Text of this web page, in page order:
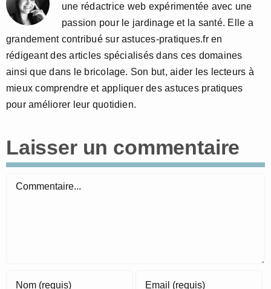
une rédactrice web expérimentée avec une
passion pour le jardinage et la santé. Elle a
grandement contribué sur astuces-pratiques.fr en
rédigeant des articles spécialisés dans ces domaines
ainsi que dans le bricolage. Son but, aider les lecteurs à
mieux comprendre et appliquer des astuces pratiques
pour améliorer leur quotidien.
Laisser un commentaire
Commentaire